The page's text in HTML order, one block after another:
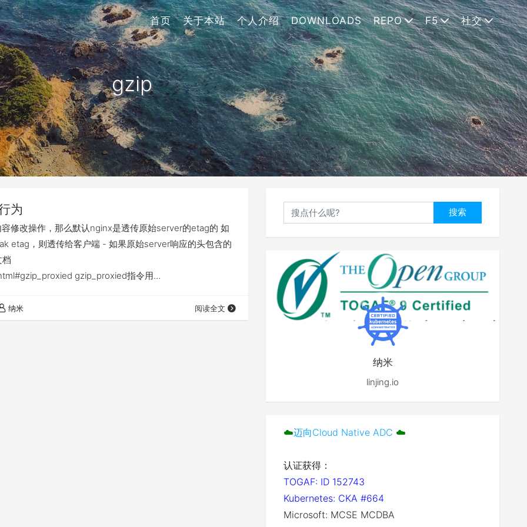
首页 关于本站 个人介绍 DOWNLOADS REPO F5 社交
gzip
为
修改操作，那么默认nginx是透传原始server的etag的 如
etag，则透传给客户端 - 如果原始server响应的头包含的
gzip_proxied指令用…
纳米 阅读全文
搜索
纳米
linjing.io
☁️迈向Cloud Native ADC ☁️
认证获得：
TOGAF: ID 152743
Kubernetes: CKA #664
Microsoft: MCSE MCDBA